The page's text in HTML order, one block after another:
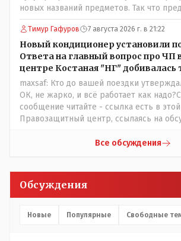
информация после трагедии, когда все
новых названий предметов. Так что
Хоть и переименованные)
Тимур Гафуров 7 августа 2026 г. в 21:22
Новый кондиционер установили
Ответа на главный вопрос про ЧП
центре Костаная "НГ" добивалась
maxsaf: Кто до вашей поездки
ОК, не жарко, и всё работает как
сообщение читайте - ссылка есть в этой
Правозащитный центр, ссылаясь на
прислали ему в виде аудиосообщений,
настоящему времени их установили
помещениях, предназначенных для
установлены кондиционеры, питьевой
Все обсуждения
Обсуждения
Новые Популярные Свободные